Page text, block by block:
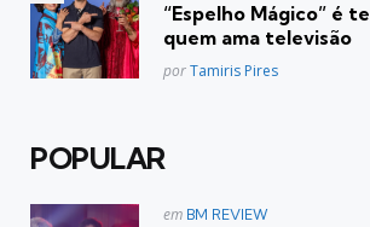
“Espelho Mágico” é
quem ama televisão
Posted
porTamiris Pires
POPULAR
Postado
em BM REVIEW